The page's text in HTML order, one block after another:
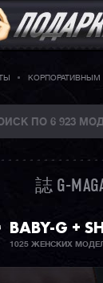
КОРПОРАТИВНЫМ
誌 G-
ЖЕНСКИЕ
BABY-G +
1025 ЖЕНСКИХ